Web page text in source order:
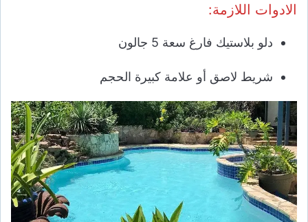
الادوات اللازمة:
دلو بلاستيك فارغ سعة 5 جالون
شريط لاصق أو علامة كبيرة الحجم